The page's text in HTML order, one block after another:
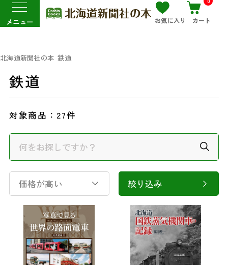
メニュー お気に入り カート
北海道新聞社の本 鉄道
鉄道
対象商品： 27件
価格が高い 絞り込み